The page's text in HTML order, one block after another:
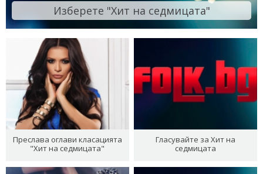
Изберете "Хит на седмицата"
Преслава оглави класацията
"Хит на седмицата"
Гласувайте за Хит на
седмицата